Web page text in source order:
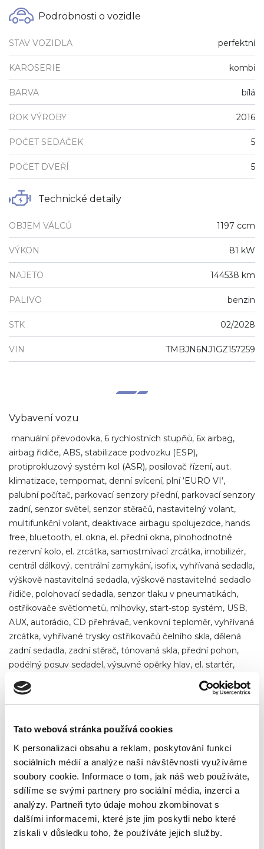
Tato webová stránka používá cookies
K personalizaci obsahu a reklam, poskytování funkcí
sociálních médií a analýze naší návštěvnosti využíváme
soubory cookie. Informace o tom, jak náš web používáte,
sdílíme se svými partnery pro sociální média, inzerci a
analýzy. Partneři tyto údaje mohou zkombinovat s
dalšími informacemi, které jste jim poskytli nebo které
získali v důsledku toho, že používáte jejich služby.
Podrobnosti o vozidle
STAV VOZIDLA perfektní
KAROSERIE kombi
BARVA bílá
ROK VÝROBY 2016
POČET SEDAČEK 5
POČET DVEŘÍ 5
Technické detaily
OBJEM VÁLCŮ 1197 ccm
VÝKON 81 kW
NAJETO 144538 km
PALIVO benzin
STK 02/2028
VIN TMBJN6NJ1GZ157259
Vybavení vozu
manuální převodovka, 6 rychlostních stupňů, 6x airbag,
airbag řidiče, ABS, stabilizace podvozku (ESP),
protiprokluzový systém kol (ASR), posilovač řízení, aut.
klimatizace, tempomat, denní svícení, plní ‘EURO VI’,
palubní počítač, parkovací senzory přední, parkovací senzory
zadní, senzor světel, senzor stěračů, nastavitelný volant,
multifunkční volant, deaktivace airbagu spolujezdce, hands
free, bluetooth, el. okna, el. přední okna, plnohodnotné
rezervní kolo, el. zrcátka, samostmívací zrcátka, imobilizér,
centrál dálkový, centrální zamykání, isofix, vyhřívaná sedadla,
výškově nastavitelná sedadla, výškově nastavitelné sedadlo
řidiče, polohovací sedadla, senzor tlaku v pneumatikách,
ostřikovače světlometů, mlhovky, start-stop systém, USB,
AUX, autorádio, CD přehrávač, venkovní teploměr, vyhřívaná
zrcátka, vyhřívané trysky ostřikovačů čelního skla, dělená
zadní sedadla, zadní stěrač, tónovaná skla, přední pohon,
podélný posuv sedadel, výsuvné opěrky hlav, el. startér,
VIN:TMBJN6NJ1GZ157259; země původu NĚMECKO,
GARANCE UJETÝCH KM – doloženo KOMPLETNĚ vedenou
SERVISNÍ KNIHOU, doloženo fakturami, vždy servisováno
pouze v 1 servisu, bohatá servisní historie; VÝBAVA
AMBITION ed. JOY; krásné sportovní sedadla s prošíváním,
pevné vedení zad; tříramenný MULTIFUNKČNÍ VOLANT;